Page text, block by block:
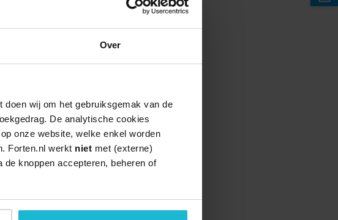
Over
wij om het gebruiksgemak van de
De analytische cookies
onze website, welke enkel worden
Forten.nl werkt niet met (externe)
knoppen accepteren, beheren of